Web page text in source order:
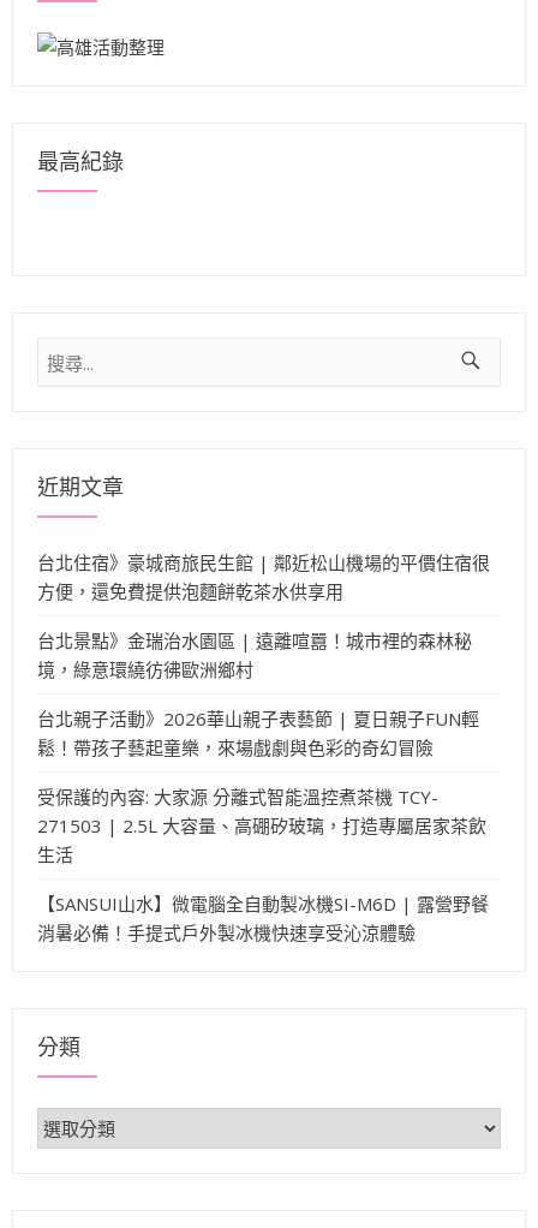
最高紀錄
搜
尋
近期文章
台北住宿》豪城商旅民生館 | 鄰近松山機場的平價住宿很
方便，還免費提供泡麵餅乾茶水供享用
台北景點》金瑞治水園區 | 遠離喧囂！城市裡的森林秘
境，綠意環繞彷彿歐洲鄉村
台北親子活動》2026華山親子表藝節 | 夏日親子FUN輕
鬆！帶孩子藝起童樂，來場戲劇與色彩的奇幻冒險
受保護的內容: 大家源 分離式智能溫控煮茶機 TCY-
271503 | 2.5L 大容量、高硼矽玻璃，打造專屬居家茶飲
生活
【SANSUI山水】微電腦全自動製冰機SI-M6D | 露營野餐
消暑必備！手提式戶外製冰機快速享受沁涼體驗
分類
分
類